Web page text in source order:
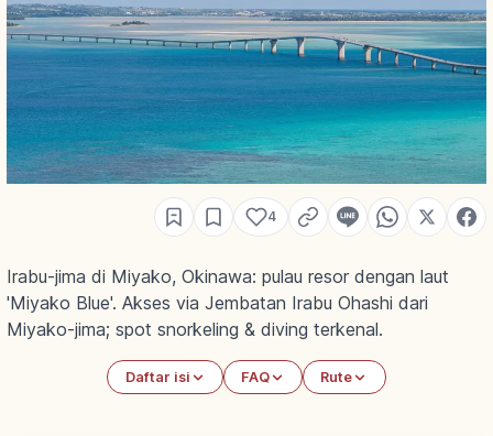
4
Irabu-jima di Miyako, Okinawa: pulau resor dengan laut
'Miyako Blue'. Akses via Jembatan Irabu Ohashi dari
Miyako-jima; spot snorkeling & diving terkenal.
Daftar isi FAQ Rute